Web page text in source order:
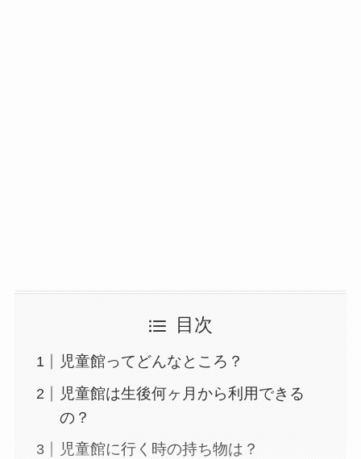
目次
児童館ってどんなところ？
児童館は生後何ヶ月から利用できる
の？
児童館に行く時の持ち物は？